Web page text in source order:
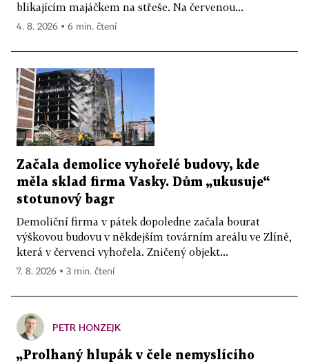
blikajícím majáčkem na střeše. Na červenou...
4. 8. 2026 ▪ 6 min. čtení
Začala demolice vyhořelé budovy, kde
měla sklad firma Vasky. Dům „ukusuje“
stotunový bagr
Demoliční firma v pátek dopoledne začala bourat
výškovou budovu v někdejším továrním areálu ve Zlíně,
která v červenci vyhořela. Zničený objekt...
7. 8. 2026 ▪ 3 min. čtení
PETR HONZEJK
„Prolhaný hlupák v čele nemyslícího